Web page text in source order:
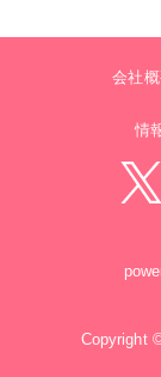
会社
情
Copyright